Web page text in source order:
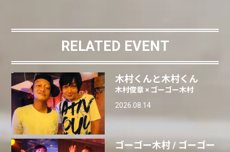
RELATED EVENT
木村くんと木村くん
木村俊章 × ゴーゴー木村
2026.08.14
ゴーゴー木村 / ゴーゴー